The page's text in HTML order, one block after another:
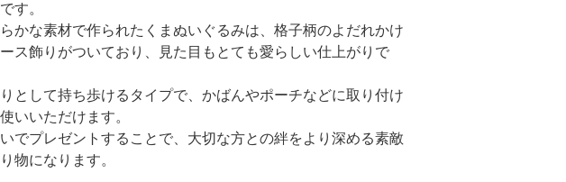
す。
かな素材で作られたくまぬいぐるみは、格子柄のよだれかけ
ス飾りがついており、見た目もとても愛らしい仕上がりで
として持ち歩けるタイプで、かばんやポーチなどに取り付け
いいただけます。
でプレゼントすることで、大切な方との絆をより深める素敵
物になります。